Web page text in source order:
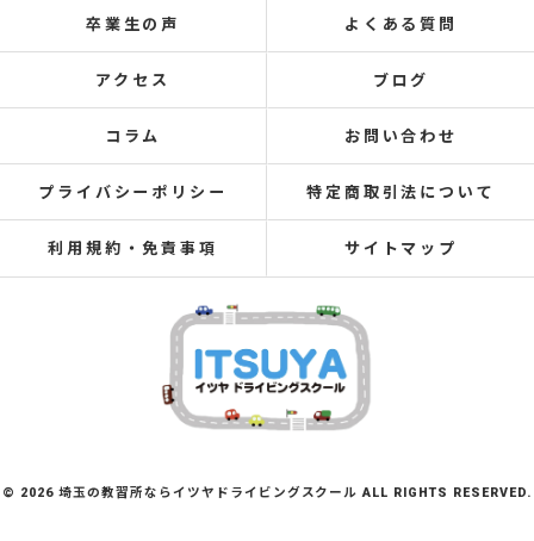
卒業生の声 よくある質問
アクセス ブログ
コラム お問い合わせ
プライバシーポリシー 特定商取引法について
利用規約・免責事項 サイトマップ
© 2026 埼玉の教習所ならイツヤドライビングスクール ALL RIGHTS RESERVED.